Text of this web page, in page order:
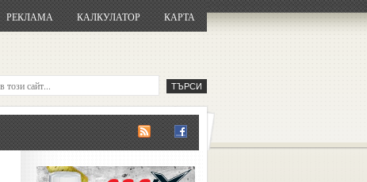
РЕКЛАМА КАЛКУЛАТОР КАРТА